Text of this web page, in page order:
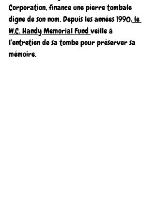
Corporation, finance une pierre tombale
digne de son nom. Depuis les années 1990, le
W.C. Handy Memorial Fund veille à
l’entretien de sa tombe pour préserver sa
mémoire.